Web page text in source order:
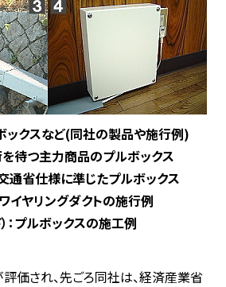
ックスなど(同社の製品や施行例)
を待つ主力商品のプルボックス
交通省仕様に準じたプルボックス
ワイヤリングダクトの施行例
：プルボックスの施工例
価され、先ごろ同社は、経済産業省